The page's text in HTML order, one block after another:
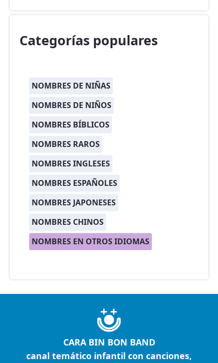
Categorías populares
NOMBRES DE NIÑAS
NOMBRES DE NIÑOS
NOMBRES BÍBLICOS
NOMBRES RAROS
NOMBRES INGLESES
NOMBRES ESPAÑOLES
NOMBRES JAPONESES
NOMBRES CHINOS
NOMBRES EN OTROS IDIOMAS
CARA BIN BON BAND
canal temático infantil con canciones,